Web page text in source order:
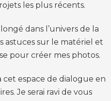
les plus récents.
dans l’univers de la
astuces sur le matériel et
pour créer mes photos.
cet espace de dialogue en
Je serai ravi de vous